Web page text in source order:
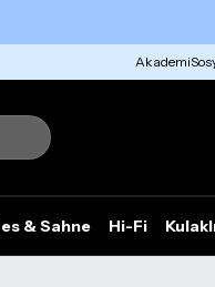
Akademi
& Sahne Hi-Fi